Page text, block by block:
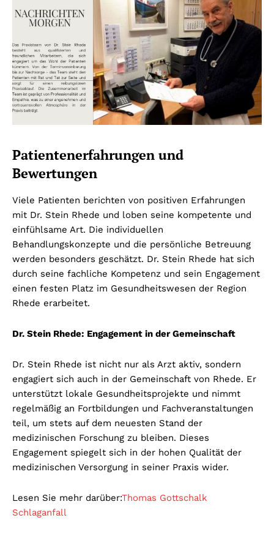
Patientenerfahrungen und
Bewertungen
Viele Patienten berichten von positiven Erfahrungen
mit Dr. Stein Rhede und loben seine kompetente und
einfühlsame Art. Die individuellen
Behandlungskonzepte und die persönliche Betreuung
werden besonders geschätzt. Dr. Stein Rhede hat sich
durch seine fachliche Kompetenz und sein Engagement
einen festen Platz im Gesundheitswesen der Region
Rhede erarbeitet.
Dr. Stein Rhede: Engagement in der Gemeinschaft
Dr. Stein Rhede ist nicht nur als Arzt aktiv, sondern
engagiert sich auch in der Gemeinschaft von Rhede. Er
unterstützt lokale Gesundheitsprojekte und nimmt
regelmäßig an Fortbildungen und Fachveranstaltungen
teil, um stets auf dem neuesten Stand der
medizinischen Forschung zu bleiben. Dieses
Engagement spiegelt sich in der hohen Qualität der
medizinischen Versorgung in seiner Praxis wider.
Lesen Sie mehr darüber:Thomas Gottschalk
Schlaganfall